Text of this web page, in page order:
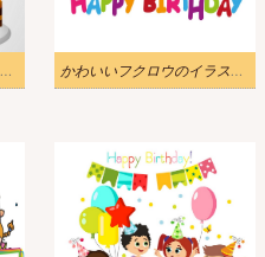
あなたにお誕生日おめでとうカード イラスト かわいいフクロウのイラストでお誕生日おめでとう